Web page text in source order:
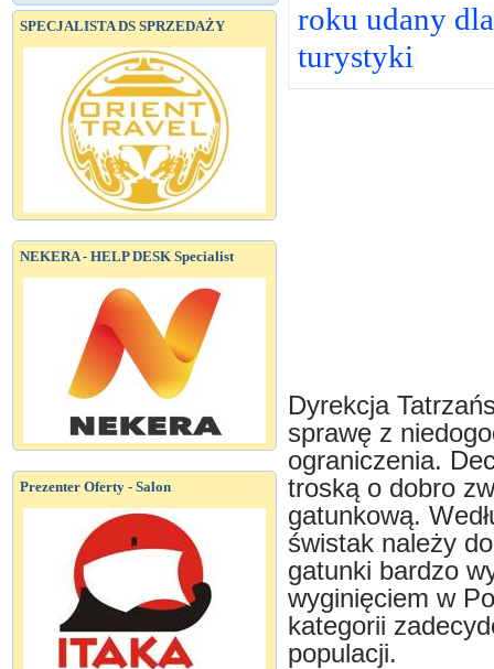
SPECJALISTA DS SPRZEDAŻY
NEKERA - HELP DESK Specialist
Prezenter Oferty - Salon
roku udany dla
turystyki
Dyrekcja
sprawę z
ograniczenia.
troską o dobro
gatunkową.
świstak należy
gatunki bardzo
wyginięciem w
kategorii
populacji.